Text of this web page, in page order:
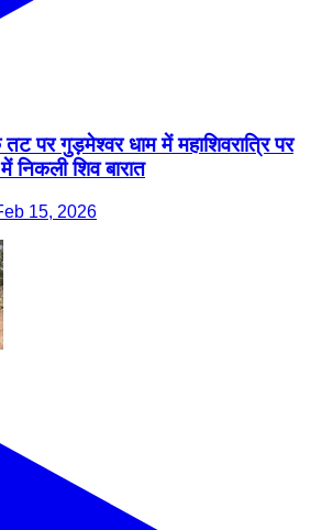
पर गुड़मेश्वर धाम में महाशिवरात्रि पर
निकली शिव बारात
15, 2026